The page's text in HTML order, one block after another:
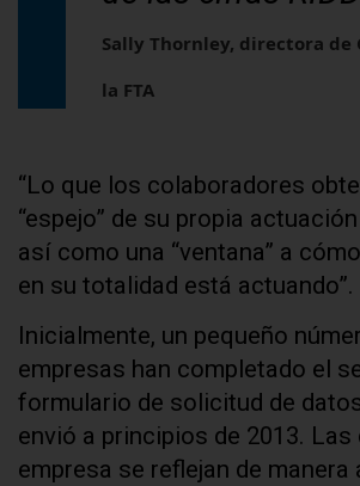
Sally Thornley, directora
la FTA
“Lo que los colaboradores
“espejo” de su propia
así como una “ventana” a
en su totalidad está actuando”.
Inicialmente, un pequeño
empresas han completado el
formulario de solicitud de
envió a principios de 2013.
empresa se reflejan de manera